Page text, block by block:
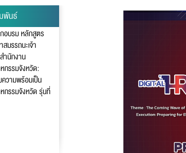
พันธ์
อบรม หลักสูตร
มรรถนะเจ้า
ำนักงาน
กรรมจังหวัด:
ความพร้อมเป็น
กรรมจังหวัด รุ่นที่
แจ้งไฟล์